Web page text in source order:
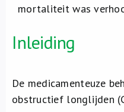
mortaliteit was
Inleiding
De medicamenteuze
obstructief longlijden